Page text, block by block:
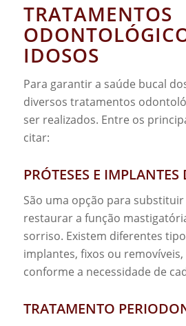
TRATAMENTOS
IDOSOS
Para garantir a saúde bucal
diversos tratamentos
ser realizados. Entre os
citar:
PRÓTESES E
São uma opção para
restaurar a função
sorriso. Existem diferentes
implantes, fixos ou
conforme a necessidade de
TRATAMENTO